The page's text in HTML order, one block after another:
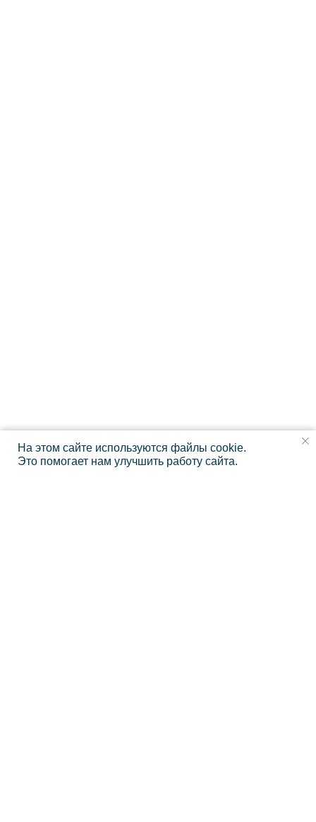
На этом сайте используются файлы cookie.
Это помогает нам улучшить работу сайта.